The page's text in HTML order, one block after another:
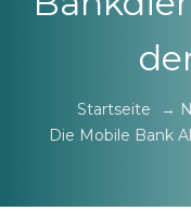
Startseite →
Die Mobile Bank